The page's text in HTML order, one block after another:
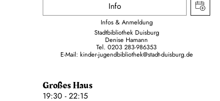
Info
Infos & Anmeldung
Stadtbibliothek Duisburg
Denise Hamann
Tel. 0203 283-986353
E-Mail: kinder-jugendbibliothek@stadt-duisburg.de
Großes Haus
19:30 - 22:15